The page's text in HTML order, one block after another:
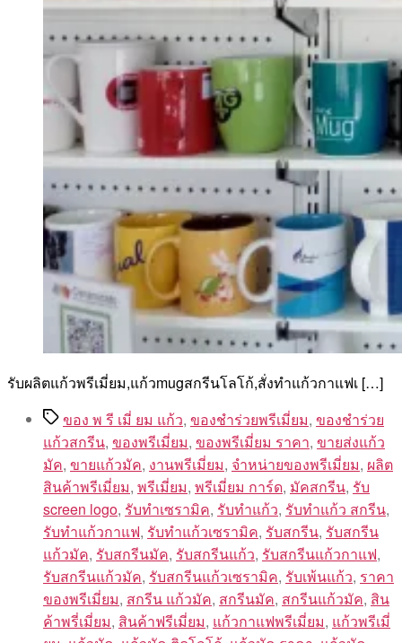
รับผลิตแก้วพรีเมี่ยม,แก้วmugสกรีนโลโก้,สั่งทําแก้วกาแฟเ […]
Tagsของ พ รี เมี่ ยม แก้ว, ของชำร่วยพรีเมี่ยม, ของชําร่วย
แก้วสกรีน, ของพรีเมี่ยม, ของพรีเมี่ยม ราคา, ขายส่งแก้ว
มัค, ขายแก้วมัค, งานพรีเมี่ยม, จำหน่ายของพรีเมี่ยม, ผลิต
สินค้าพรีเมี่ยม, พรีเมี่ยม, พรีเมี่ยม การ์ด, มัคสกรีน, รับ
screen logo, รับทำเซรามิค, รับทำแก้ว, รับทำแก้ว สกรีน,
รับทำแก้วกาแฟ, รับทำแก้วเซรามิค, รับสกรีน, รับสกรีน
แก้วมัค, รับสกรีนมัค, รับสกรีนแก้ว, รับสกรีนแก้วกาแฟ,
รับสกรีนแก้วมัค, รับสกรีนแก้วเซรามิค, รับเพ้นแก้ว, ราคา
ของพรีเมี่ยม, สกรีน แก้วมัค, สกรีนมัค, สกรีนแก้วมัค, สิน
ค้าพรี่เมี่ยม, สินค้าฟรีเมี่ยม, แก้วกาแฟพรีเมี่ยม, แก้วพรีเมี่